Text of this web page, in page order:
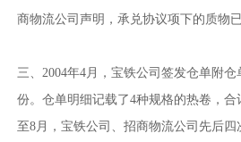
商物流公司声明，承兑协议项下的质物已
三、2004年4月，宝铁公司签发仓单附
份。仓单明细记载了4种规格的热卷，合
至8月，宝铁公司、招商物流公司先后